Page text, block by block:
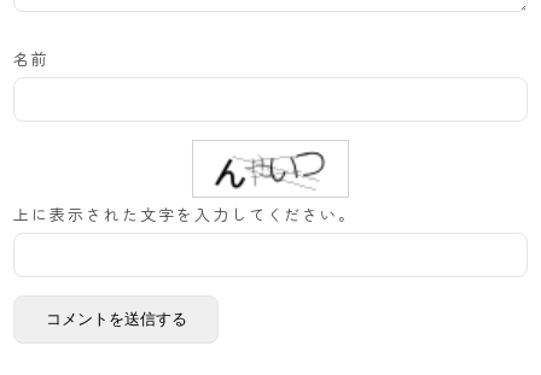
名前
上に表示された文字を入力してください。